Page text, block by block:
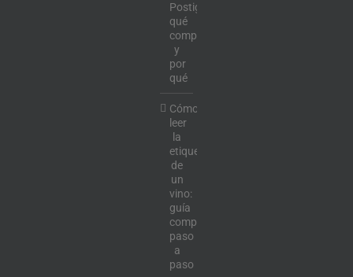
Postigo:
qué
comprar
y
por
qué
Cómo
leer
la
etiqueta
de
un
vino:
guía
completa
paso
a
paso